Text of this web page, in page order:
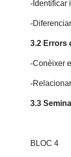
-Identificar
-
3.2 Errors
-Conèixer
-
3.3
BLOC 4